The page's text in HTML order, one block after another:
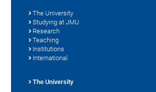
The University
Studying at JMU
Research
Teaching
Institutions
International
The University